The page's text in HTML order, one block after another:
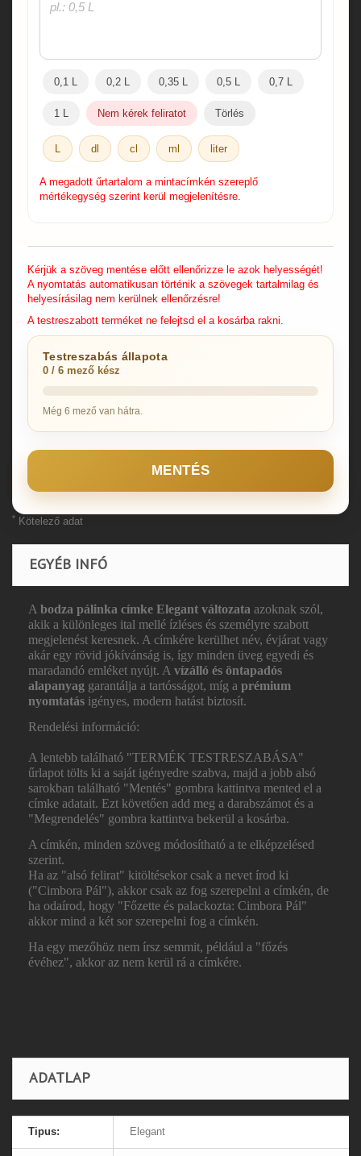
0,1 L 0,2 L 0,35 L 0,5 L 0,7 L
1 L Nem kérek feliratot Törlés
L dl cl ml liter
A megadott űrtartalom a mintacímkén szereplő
mértékegység szerint kerül megjelenítésre.
Kérjük a szöveg mentése előtt ellenőrizze le azok helyességét!
A nyomtatás automatikusan történik a szövegek tartalmilag és
helyesírásilag nem kerülnek ellenőrzésre!
A testreszabott terméket ne felejtsd el a kosárba rakni.
Testreszabás állapota
0 / 6 mező kész
Még 6 mező van hátra.
MENTÉS
* Kötelező adat
EGYÉB INFÓ
A bodza pálinka címke Elegant változata azoknak szól,
akik a különleges ital mellé ízléses és személyre szabott
megjelenést keresnek. A címkére kerülhet név, évjárat vagy
akár egy rövid jókívánság is, így minden üveg egyedi és
maradandó emléket nyújt. A vízálló és öntapadós
alapanyag garantálja a tartósságot, míg a prémium
nyomtatás igényes, modern hatást biztosít.
Rendelési információ:
A lentebb található "TERMÉK TESTRESZABÁSA"
űrlapot tölts ki a saját igényedre szabva, majd a jobb alsó
sarokban található "Mentés" gombra kattintva mented el a
címke adatait. Ezt követően add meg a darabszámot és a
"Megrendelés" gombra kattintva bekerül a kosárba.
A címkén, minden szöveg módosítható a te elképzelésed
szerint.
Ha az "alsó felirat" kitöltésekor csak a nevet írod ki
("Cimbora Pál"), akkor csak az fog szerepelni a címkén, de
ha odaírod, hogy "Főzette és palackozta: Cimbora Pál"
akkor mind a két sor szerepelni fog a címkén.
Ha egy mezőhöz nem írsz semmit, például a "főzés
évéhez", akkor az nem kerül rá a címkére.
ADATLAP
Tipus: Elegant